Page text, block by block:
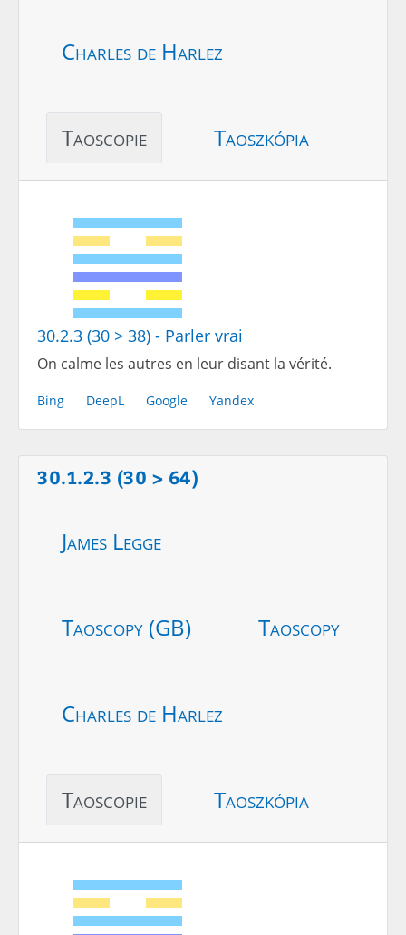
Charles de Harlez
Taoscopie Taoszkópia
30.2.3 (30 > 38) - Parler vrai
On calme les autres en leur disant la vérité.
Bing DeepL Google Yandex
30.1.2.3 (30 > 64)
James Legge
Taoscopy (GB) Taoscopy
Charles de Harlez
Taoscopie Taoszkópia